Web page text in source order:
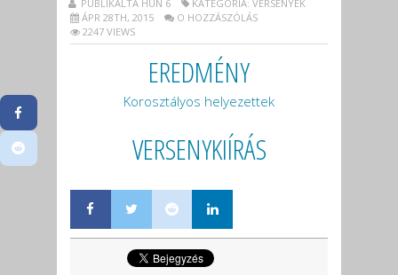
PUBLIKÁLTA HUN 6 KATEGÓRIA: VERSENYEK
ÁPR 28TH, 2015
O HOZZÁSZÓLÁS
2247 VIEWS
EREDMÉNY
Korosztályos helyezettek
VERSENYKIÍRÁS